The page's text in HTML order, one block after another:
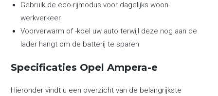
Gebruik de eco-rijmodus voor dagelijks woon-
werkverkeer
Voorverwarm of -koel uw auto terwijl deze nog aan de
lader hangt om de batterij te sparen
Specificaties Opel Ampera-e
Hieronder vindt u een overzicht van de belangrijkste